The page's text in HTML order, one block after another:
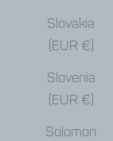
Slovakia
(EUR €)
Slovenia
(EUR €)
Solomon